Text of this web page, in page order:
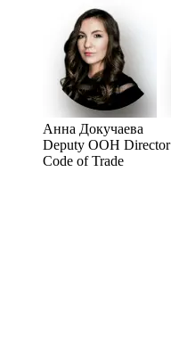
Анна Докучаева
Deputy OOH Director
Code of Trade